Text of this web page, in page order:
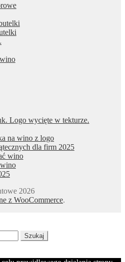
Logo wycięte w tekturze.
na wino z logo
dla firm 2025
wino
2026
z WooCommerce.
Szukaj